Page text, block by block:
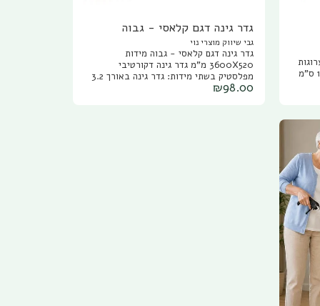
ערוגות
גדר גינה דגם קלאסי - גבוה
גבי שיווק מוצרי נוי
גדר גינה דגם קלאסי - גבוה מידות
3600X520 מ"מ גדר גינה דקורטיבי
מפלסטיק בשתי מידות: גדר גינה באורך 3.2
₪98.00